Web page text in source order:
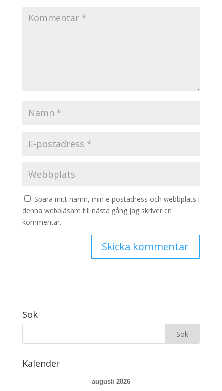
Spara mitt namn, min e-postadress och webbplats i
denna webbläsare till nästa gång jag skriver en
kommentar.
Sök
Kalender
augusti 2026